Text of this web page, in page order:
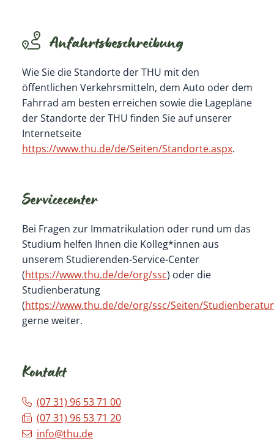
Anfahrtsbeschreibung
Wie Sie die Standorte der THU mit den
öffentlichen Verkehrsmitteln, dem Auto oder dem
Fahrrad am besten erreichen sowie die Lagepläne
der Standorte der THU finden Sie auf unserer
Internetseite
https://www.thu.de/de/Seiten/Standorte.aspx.
Servicecenter
Bei Fragen zur Immatrikulation oder rund um das
Studium helfen Ihnen die Kolleg*innen aus
unserem Studierenden-Service-Center
(https://www.thu.de/de/org/ssc) oder die
Studienberatung
(https://www.thu.de/de/org/ssc/Seiten/
gerne weiter.
Kontakt
(07 31) 96 53 71 00
(07 31) 96 53 71 20
info@thu.de